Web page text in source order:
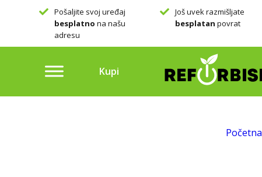
Pošaljite svoj uređaj
besplatno na našu
adresu
Još uvek razmišljate
besplatan povrat
Kupi
Početna